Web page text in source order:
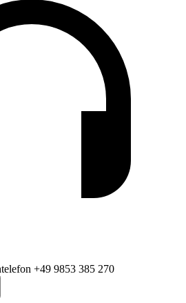
+49 9853 385 270